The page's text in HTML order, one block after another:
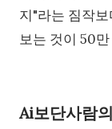
지"라는 짐작
보는 것이 50
Ai보단사람